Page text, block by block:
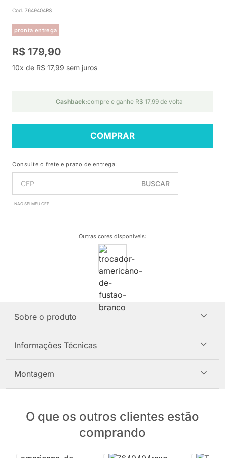
Cod. 7649404RS
pronta entrega
R$ 179,90
10x de R$ 17,99 sem juros
Cashback:compre e ganhe R$ 17,99 de volta
COMPRAR
Consulte o frete e prazo de entrega:
BUSCAR
NÃO SEI MEU CEP
Outras cores disponíveis:
Sobre o produto
Informações Técnicas
Montagem
O que os outros clientes estão
comprando